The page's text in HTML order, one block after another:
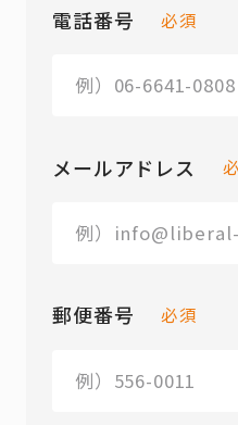
電話番号 必須
メールアドレス
郵便番号 必須